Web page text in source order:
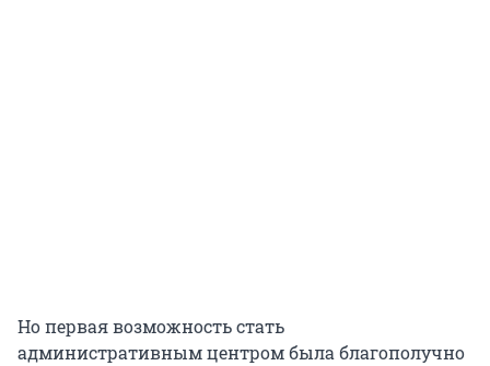
Но первая возможность стать
административным центром была благополучно